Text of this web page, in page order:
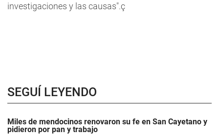
investigaciones y las causas".ç
SEGUÍ LEYENDO
Miles de mendocinos renovaron su fe en San Cayetano y
pidieron por pan y trabajo